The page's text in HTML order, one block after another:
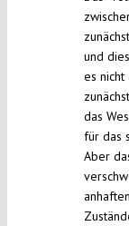
und
es nicht
das
für das
Aber